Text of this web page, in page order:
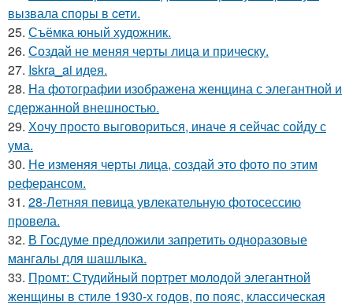
вызвала споры в cети.
25. Съёмка юный художник.
26. Создай не меняя черты лица и прическу.
27. Iskra_ai идея.
28. На фотографии изображена женщина с элегантной и
сдержанной внешностью.
29. Хочу просто выговориться, иначе я сейчас сойду с
ума.
30. Не изменяя черты лица, создай это фото по этим
реферансом.
31. 28-Летняя певица увлекательную фотосессию
провела.
32. В Госдуме предложили запретить одноразовые
мангалы для шашлыка.
33. Промт: Студийный портрет молодой элегантной
женщины в стиле 1930-х годов, по пояс, классическая